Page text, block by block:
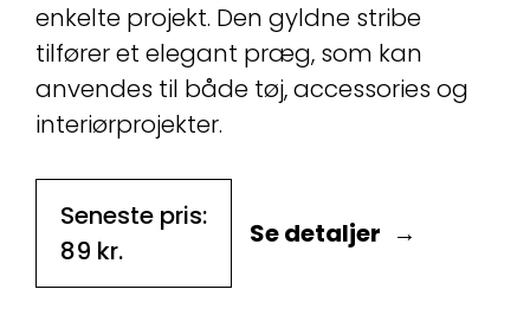
enkelte projekt. Den gyldne stribe
tilfører et elegant præg, som kan
anvendes til både tøj, accessories og
interiørprojekter.
Seneste pris:
89 kr.
Se detaljer